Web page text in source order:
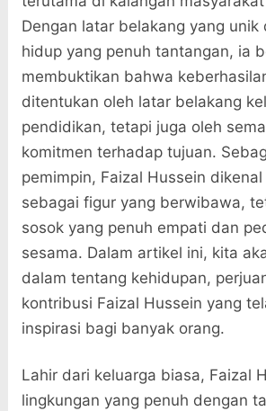
Dengan latar belakang yang unik
hidup yang penuh tantangan, ia
membuktikan bahwa
ditentukan oleh latar belakang
pendidikan, tetapi juga oleh
komitmen terhadap tujuan.
pemimpin, Faizal Hussein
sebagai figur yang berwibawa,
sosok yang penuh empati dan
sesama. Dalam artikel ini, kita
dalam tentang kehidupan,
kontribusi Faizal Hussein yang
inspirasi bagi banyak orang.
Lahir dari keluarga biasa, Faizal
lingkungan yang penuh dengan